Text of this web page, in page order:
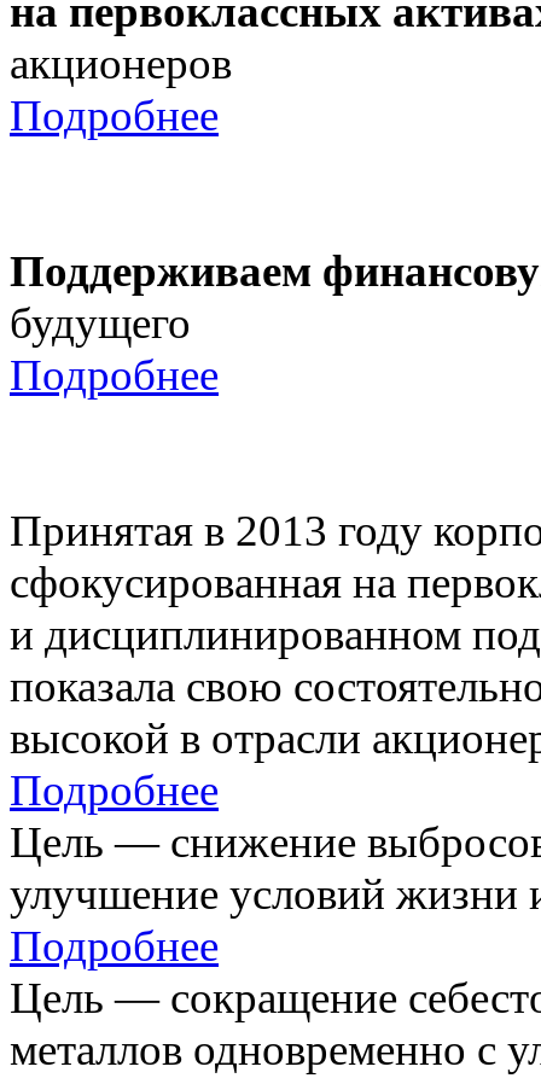
на первоклассных
акционеров
Подробнее
Поддерживаем
будущего
Подробнее
Принятая в 2013 году
сфокусированная на
и дисциплинированном
показала свою
высокой в отрасли
Подробнее
Цель — снижение
улучшение условий жизни
Подробнее
Цель — сокращение
металлов одновременно с